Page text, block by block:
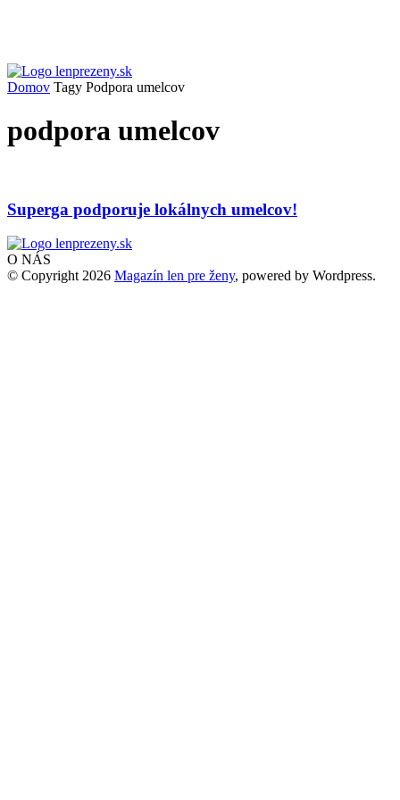
Domov Tagy Podpora umelcov
podpora umelcov
Superga podporuje lokálnych umelcov!
O NÁS
© Copyright 2026 Magazín len pre ženy, powered by Wordpress.